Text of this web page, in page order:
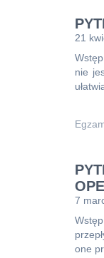
21
nie
7
one